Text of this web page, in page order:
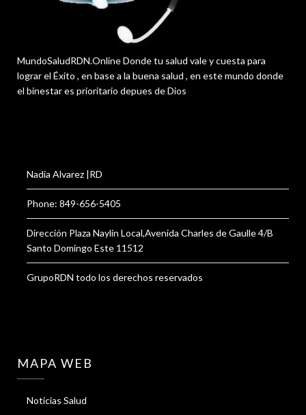
MundoSaludRDN.Online Donde tu salud vale y cuesta para
lograr el Éxito , en base a la buena salud , en este mundo donde
el binestar es prioritario depues de Dios
Nadia Alvarez |RD
Phone: 849-656-5405
Dirección Plaza Naylin Local,Avenida Charles de Gaulle 4/B
Santo Domingo Este 11512
GrupoRDN todo los derechos reservados
MAPA WEB
Noticias Salud